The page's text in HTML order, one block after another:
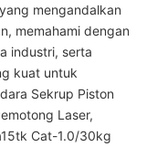
mengandalkan
memahami dengan
industri, serta
kuat untuk
Sekrup Piston
Laser,
Cat-1.0/30kg